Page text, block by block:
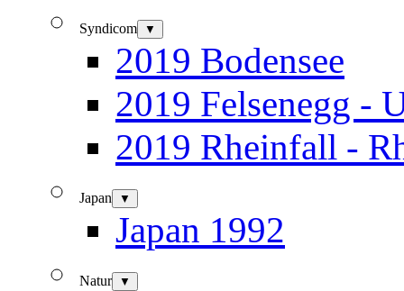
Syndicom ▼
2019 Bodensee
2019 Felsenegg -
2019 Rheinfall -
Japan ▼
Japan 1992
Natur ▼